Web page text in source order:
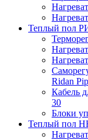
Теплый пол
Ridan
Кабель
30
Блоки
Теплый пол